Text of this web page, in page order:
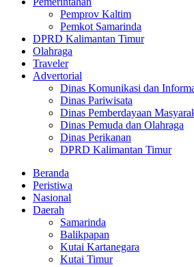
Pemprov Kaltim
Pemkot Samarinda
DPRD Kalimantan Timur
Olahraga
Traveler
Advertorial
Dinas Komunikasi dan
Dinas Pariwisata
Dinas Pemberdayaan
Dinas Pemuda dan Olahraga
Dinas Perikanan
DPRD Kalimantan Timur
Beranda
Peristiwa
Nasional
Daerah
Samarinda
Balikpapan
Kutai Kartanegara
Kutai Timur